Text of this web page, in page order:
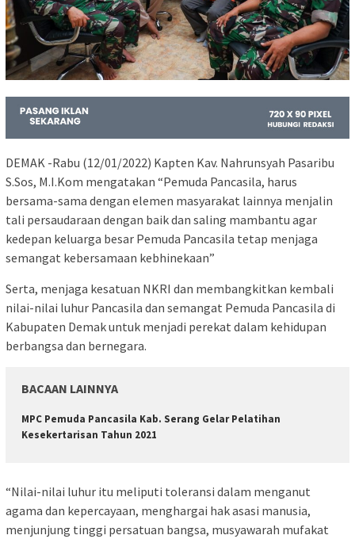
DEMAK -Rabu (12/01/2022) Kapten Kav. Nahrunsyah Pasaribu
S.Sos, M.I.Kom mengatakan “Pemuda Pancasila, harus
bersama-sama dengan elemen masyarakat lainnya menjalin
tali persaudaraan dengan baik dan saling mambantu agar
kedepan keluarga besar Pemuda Pancasila tetap menjaga
semangat kebersamaan kebhinekaan”
Serta, menjaga kesatuan NKRI dan membangkitkan kembali
nilai-nilai luhur Pancasila dan semangat Pemuda Pancasila di
Kabupaten Demak untuk menjadi perekat dalam kehidupan
berbangsa dan bernegara.
BACAAN LAINNYA
MPC Pemuda Pancasila Kab. Serang Gelar Pelatihan
Kesekertarisan Tahun 2021
“Nilai-nilai luhur itu meliputi toleransi dalam menganut
agama dan kepercayaan, menghargai hak asasi manusia,
menjunjung tinggi persatuan bangsa, musyawarah mufakat